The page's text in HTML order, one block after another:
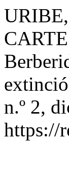
n.º 2,
https://